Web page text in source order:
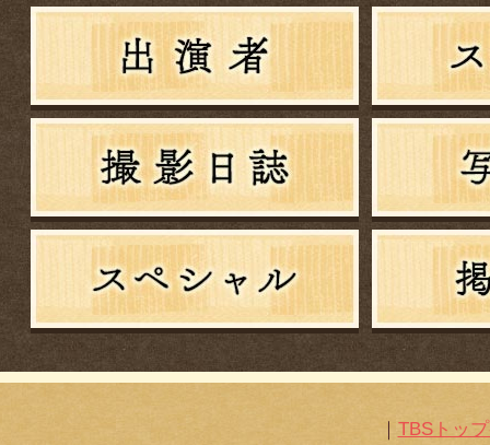
｜ TBSトッ